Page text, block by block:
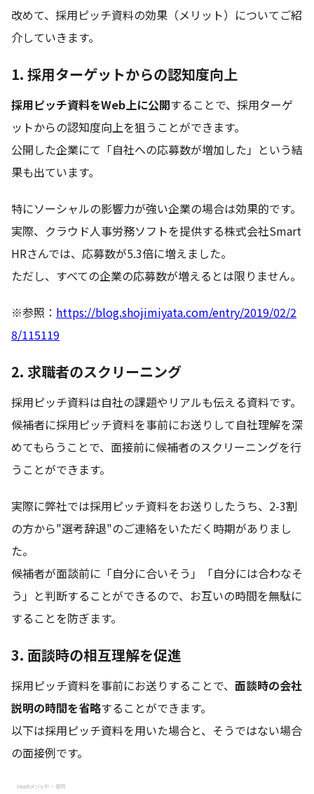
改めて、採用ピッチ資料の効果（メリット）についてご紹
介していきます。
1. 採用ターゲットからの認知度向上
採用ピッチ資料をWeb上に公開することで、採用ターゲ
ットからの認知度向上を狙うことができます。
公開した企業にて「自社への応募数が増加した」という結
果も出ています。
特にソーシャルの影響力が強い企業の場合は効果的です。
実際、クラウド人事労務ソフトを提供する株式会社Smart
HRさんでは、応募数が5.3倍に増えました。
ただし、すべての企業の応募数が増えるとは限りません。
※参照： https://blog.shojimiyata.com/entry/2019/02/2
8/115119
2. 求職者のスクリーニング
採用ピッチ資料は自社の課題やリアルも伝える資料です。
候補者に採用ピッチ資料を事前にお送りして自社理解を深
めてもらうことで、面接前に候補者のスクリーニングを行
うことができます。
実際に弊社では採用ピッチ資料をお送りしたうち、2-3割
の方から"選考辞退"のご連絡をいただく時期がありまし
た。
候補者が面談前に「自分に合いそう」「自分には合わなそ
う」と判断することができるので、お互いの時間を無駄に
することを防ぎます。
3. 面談時の相互理解を促進
採用ピッチ資料を事前にお送りすることで、 面談時の会社
説明の時間を省略することができます。
以下は採用ピッチ資料を用いた場合と、そうではない場合
の面接例です。